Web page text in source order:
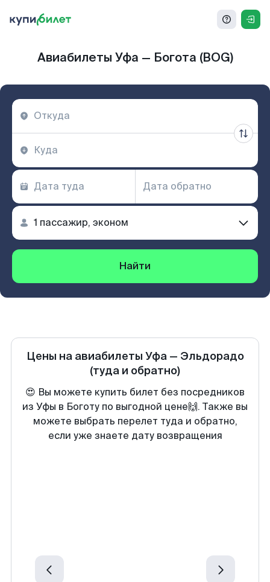
Авиабилеты Уфа — Богота (BOG)
Найти
Цены на авиабилеты Уфа— Эльдорадо
(туда и обратно)
😍 Вы можете купить билет без посредников
из Уфы в Боготу по выгодной цене🙌. Также вы
можете выбрать перелет туда и обратно,
если уже знаете дату возвращения